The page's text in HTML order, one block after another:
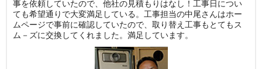
事を依頼していたので、他社の見積もりはなし！工事日につい
ても希望通りで大変満足している。工事担当の中尾さんはホー
ムページで事前に確認していたので、取り替え工事もとてもス
ム－ズに交換してくれました。満足しています。